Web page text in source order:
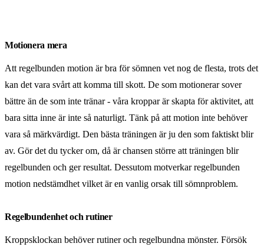
Motionera mera
Att regelbunden motion är bra för sömnen vet nog de flesta, trots det
kan det vara svårt att komma till skott. De som motionerar sover
bättre än de som inte tränar - våra kroppar är skapta för aktivitet, att
bara sitta inne är inte så naturligt. Tänk på att motion inte behöver
vara så märkvärdigt. Den bästa träningen är ju den som faktiskt blir
av. Gör det du tycker om, då är chansen större att träningen blir
regelbunden och ger resultat. Dessutom motverkar regelbunden
motion nedstämdhet vilket är en vanlig orsak till sömnproblem.
Regelbundenhet och rutiner
Kroppsklockan behöver rutiner och regelbundna mönster. Försök